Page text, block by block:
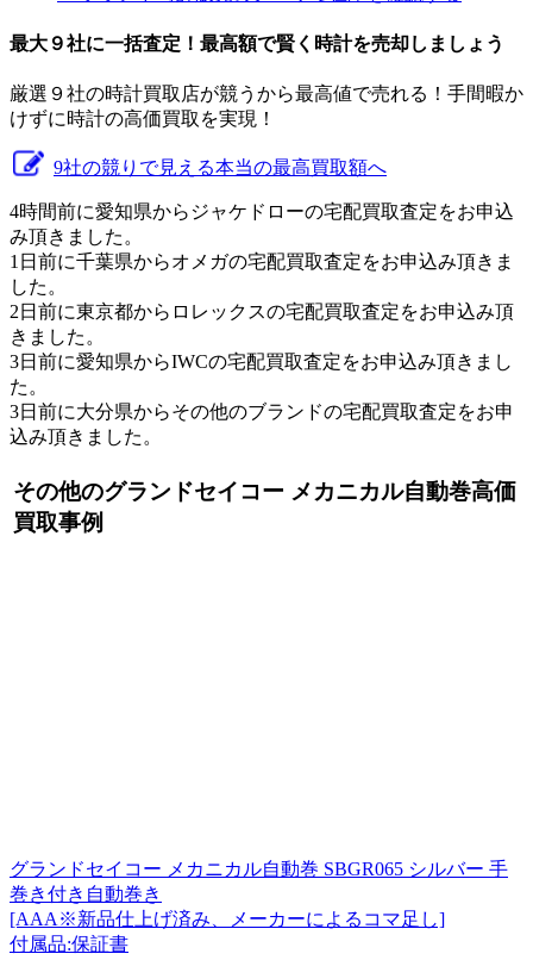
最大９社に一括査定！ 最高額で賢く時計を売却しましょう
厳選９社の時計買取店が競うから最高値で売れる！手間暇か
けずに時計の高価買取を実現！
9社の競りで見える本当の最高買取額へ
4時間前に愛知県からジャケドローの宅配買取査定をお申込
み頂きました。
1日前に千葉県からオメガの宅配買取査定をお申込み頂きま
した。
2日前に東京都からロレックスの宅配買取査定をお申込み頂
きました。
3日前に愛知県からIWCの宅配買取査定をお申込み頂きまし
た。
3日前に大分県からその他のブランドの宅配買取査定をお申
込み頂きました。
その他のグランドセイコー メカニカル自動巻高価
買取事例
グランドセイコー メカニカル自動巻 SBGR065 シルバー 手
巻き付き自動巻き
[AAA※新品仕上げ済み、メーカーによるコマ足し]
付属品:保証書